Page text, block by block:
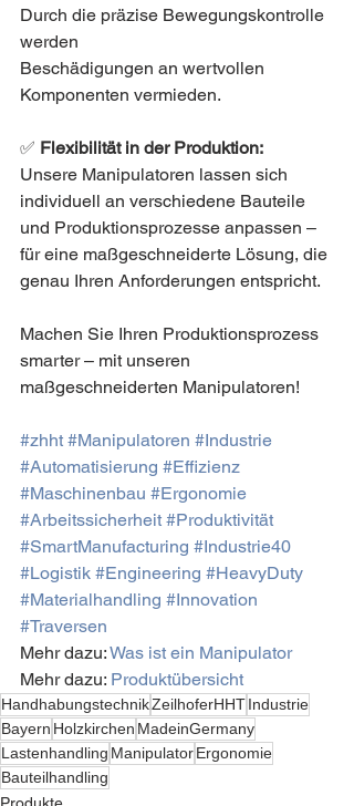
Durch die präzise Bewegungskontrolle
werden
Beschädigungen an wertvollen
Komponenten vermieden.
✅ Flexibilität in der Produktion:
Unsere Manipulatoren lassen sich
individuell an verschiedene Bauteile
und Produktionsprozesse anpassen –
für eine maßgeschneiderte Lösung, die
genau Ihren Anforderungen entspricht.
Machen Sie Ihren Produktionsprozess
smarter – mit unseren
maßgeschneiderten Manipulatoren!
#zhht #Manipulatoren #Industrie
#Automatisierung #Effizienz
#Maschinenbau #Ergonomie
#Arbeitssicherheit #Produktivität
#SmartManufacturing #Industrie40
#Logistik #Engineering #HeavyDuty
#Materialhandling #Innovation
#Traversen
Mehr dazu: Was ist ein Manipulator
Mehr dazu: Produktübersicht
HandhabungstechnikZeilhoferHHTIndustrie
Bayern Holzkirchen MadeinGermany
Lastenhandling ManipulatorErgonomie
Bauteilhandling
Produkte